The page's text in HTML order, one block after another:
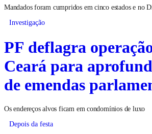
Mandados foram cumpridos em cinco estados e no
Investigação
PF deflagra
Ceará para
de emendas
Os endereços alvos ficam em condomínios de luxo
Depois da festa